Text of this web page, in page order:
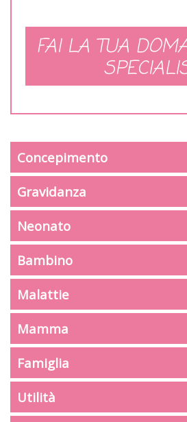
FAI LA TUA
Concepimento
Gravidanza
Neonato
Bambino
Malattie
Mamma
Famiglia
Utilità